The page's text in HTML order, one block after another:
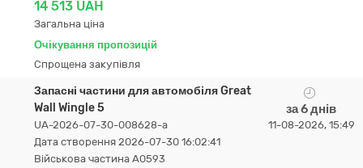
14 513 UAH
Загальна ціна
Очікування пропозицій
Спрощена закупівля
Запасні частини для автомобіля Great
Wall Wingle 5
UA-2026-07-30-008628-a
Дата створення 2026-07-30 16:02:41
Військова частина А0593
за 6 днів
11-08-2026, 15:49